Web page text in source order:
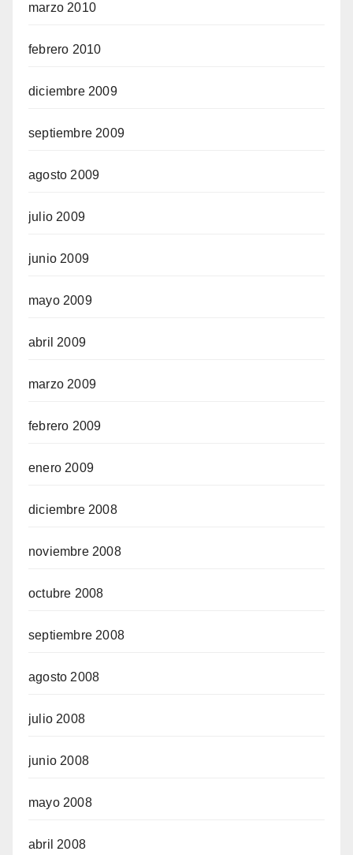
marzo 2010
febrero 2010
diciembre 2009
septiembre 2009
agosto 2009
julio 2009
junio 2009
mayo 2009
abril 2009
marzo 2009
febrero 2009
enero 2009
diciembre 2008
noviembre 2008
octubre 2008
septiembre 2008
agosto 2008
julio 2008
junio 2008
mayo 2008
abril 2008